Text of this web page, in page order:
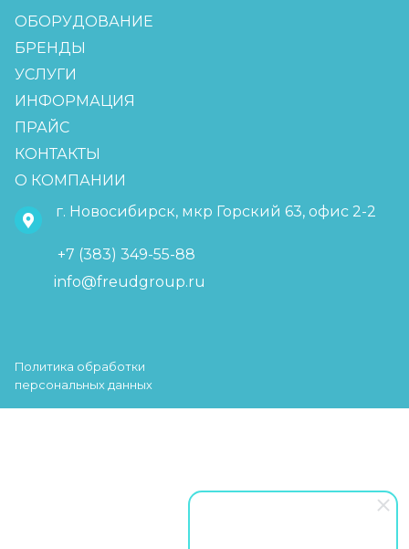
ОБОРУДОВАНИЕ
БРЕНДЫ
УСЛУГИ
ИНФОРМАЦИЯ
ПРАЙС
КОНТАКТЫ
О КОМПАНИИ
г. Новосибирск, мкр Горский 63, офис 2-2
+7 (383) 349-55-88
info@freudgroup.ru
Политика обработки
персональных данных